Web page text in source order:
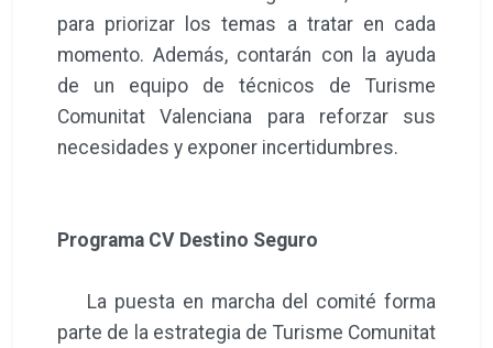
para priorizar los temas a tratar en cada
momento. Además, contarán con la ayuda
de un equipo de técnicos de Turisme
Comunitat Valenciana para reforzar sus
necesidades y exponer incertidumbres.
Programa CV Destino Seguro
La puesta en marcha del comité forma
parte de la estrategia de Turisme Comunitat